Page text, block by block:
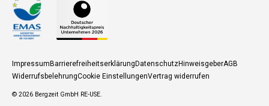
ImpressumBarrierefreiheitserklärungDatenschutzHinweisgeberAGB
WiderrufsbelehrungCookie EinstellungenVertrag widerrufen
© 2026 Bergzeit GmbH RE-USE.